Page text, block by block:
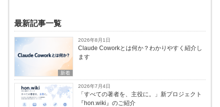
最新記事一覧
新着
2026年8月1日
Claude Coworkとは何か？わかりやすく紹介し
ます
2026年7月4日
「すべての著者を、主役に。」新プロジェクト
『hon.wiki』のご紹介